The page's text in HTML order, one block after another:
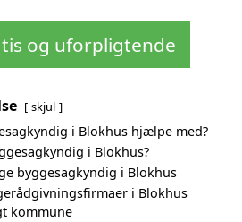
og uforpligtende
skjul
i Blokhus hjælpe med?
i Blokhus?
byggesagkyndig i Blokhus
i Blokhus
kommune